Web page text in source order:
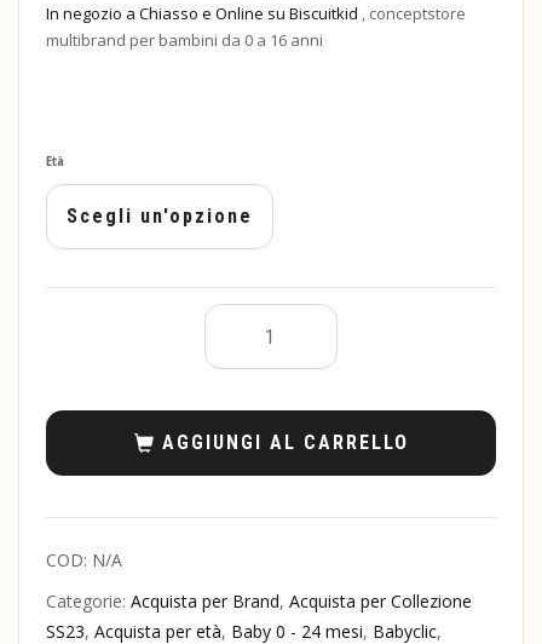
In negozio a Chiasso e Online su Biscuitkid , conceptstore
multibrand per bambini da 0 a 16 anni
Età
AGGIUNGI AL CARRELLO
COD: N/A
Categorie: Acquista per Brand, Acquista per Collezione
SS23, Acquista per età, Baby 0 - 24 mesi, Babyclic,